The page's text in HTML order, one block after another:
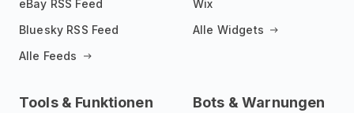
eBay RSS Feed
Bluesky RSS Feed
Alle Feeds
Wix
Alle Widgets
Tools & Funktionen Bots & Warnungen